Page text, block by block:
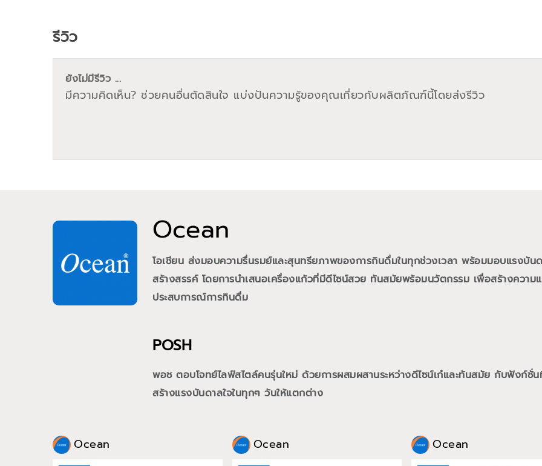
Ocean
โอเชียน ส่งมอบความรื่นรมย์และสุนทรียภาพของการกินดื่มในทุกช่วงเวลา พร้อมมอบแรงบัน
สร้างสรรค์ โดยการนำเสนอเครื่องแก้วที่มีดีไซน์สวย ทันสมัยพร้อมนวัตกรรม เพื่อสร้างควา
ประสบการณ์การกินดื่ม
POSH
พอช ตอบโจทย์ไลฟ์สไตล์คนรุ่นใหม่ ด้วยการผสมผสานระหว่างดีไซน์เก๋และทันสมัย กับฟังก์ชั่
สร้างแรงบันดาลใจในทุกๆ วันให้แตกต่าง
Ocean Ocean Ocean
รีวิว
ยังไม่มีรีวิว ...
มีความคิดเห็น? ช่วยคนอื่นตัดสินใจ แบ่งปันความรู้ของคุณเกี่ยวกับผลิตภัณฑ์นี้โดยส่งรีวิว